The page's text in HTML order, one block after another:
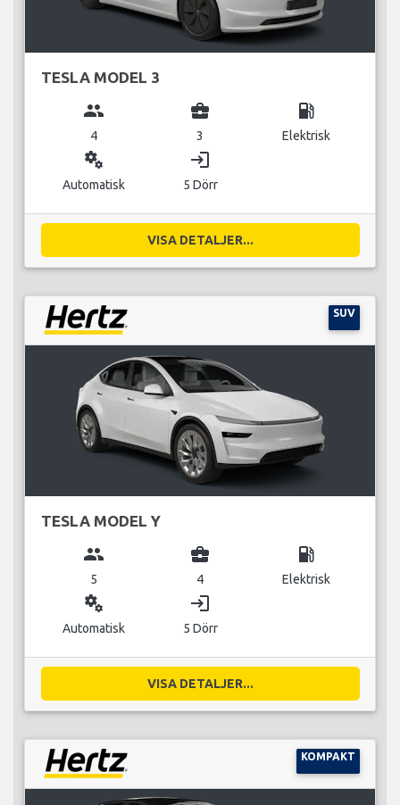
TESLA MODEL 3
group
4
business_center
3
local_gas_station
Elektrisk
miscellaneous_services
Automatisk
login
5 Dörr
VISA DETALJER...
SUV
TESLA MODEL Y
group
5
business_center
4
local_gas_station
Elektrisk
miscellaneous_services
Automatisk
login
5 Dörr
VISA DETALJER...
KOMPAKT